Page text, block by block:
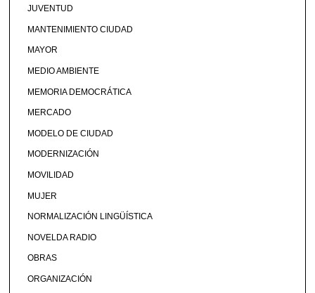
JUVENTUD
MANTENIMIENTO CIUDAD
MAYOR
MEDIO AMBIENTE
MEMORIA DEMOCRÁTICA
MERCADO
MODELO DE CIUDAD
MODERNIZACIÓN
MOVILIDAD
MUJER
NORMALIZACIÓN LINGÜÍSTICA
NOVELDA RADIO
OBRAS
ORGANIZACIÓN